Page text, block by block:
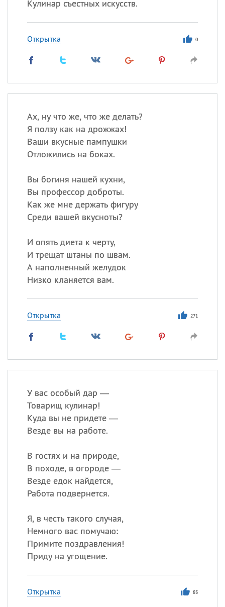
Кулинар съестных искусств.
Открытка 0
Ах, ну что же, что же делать?
Я ползу как на дрожжах!
Ваши вкусные пампушки
Отложились на боках.
Вы богиня нашей кухни,
Вы профессор доброты.
Как же мне держать фигуру
Среди вашей вкусноты?
И опять диета к черту,
И трещат штаны по швам.
А наполненный желудок
Низко кланяется вам.
Открытка 271
У вас особый дар —
Товарищ кулинар!
Куда вы не придете —
Везде вы на работе.
В гостях и на природе,
В походе, в огороде —
Везде едок найдется,
Работа подвернется.
Я, в честь такого случая,
Немного вас помучаю:
Примите поздравления!
Приду на угощение.
Открытка 83